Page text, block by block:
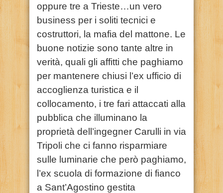
oppure tre a Trieste…un vero
business per i soliti tecnici e
costruttori, la mafia del mattone. Le
buone notizie sono tante altre in
verità, quali gli affitti che paghiamo
per mantenere chiusi l’ex ufficio di
accoglienza turistica e il
collocamento, i tre fari attaccati alla
pubblica che illuminano la
proprietà dell’ingegner Carulli in via
Tripoli che ci fanno risparmiare
sulle luminarie che però paghiamo,
l’ex scuola di formazione di fianco
a Sant’Agostino gestita